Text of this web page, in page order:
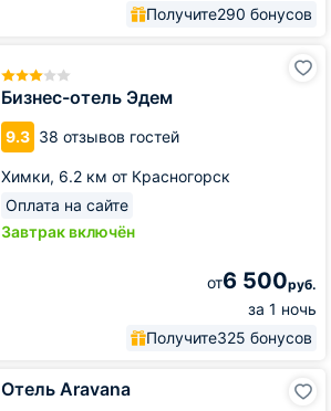
Получите290 бонусов
Бизнес-отель Эдем
9.3 38 отзывов гостей
Химки, 6.2 км от Красногорск
Оплата на сайте
Завтрак включён
от6 500руб.
за 1 ночь
Получите325 бонусов
Отель Aravana